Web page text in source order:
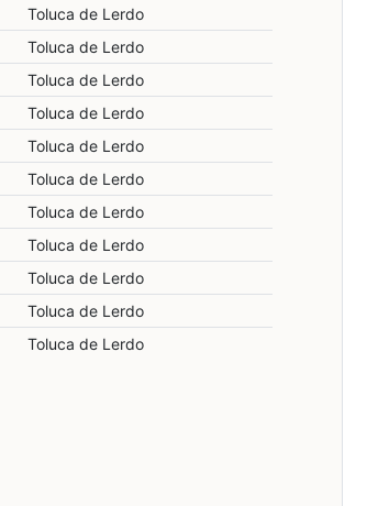
Toluca de Lerdo
Toluca de Lerdo
Toluca de Lerdo
Toluca de Lerdo
Toluca de Lerdo
Toluca de Lerdo
Toluca de Lerdo
Toluca de Lerdo
Toluca de Lerdo
Toluca de Lerdo
Toluca de Lerdo